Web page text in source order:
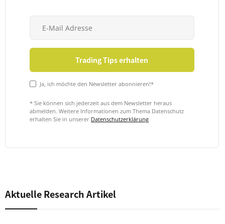
Ja, ich möchte den Newsletter abonnieren!*
* Sie können sich jederzeit aus dem Newsletter heraus
abmelden. Weitere Informationen zum Thema Datenschutz
erhalten Sie in unserer Datenschutzerklärung
Aktuelle Research Artikel